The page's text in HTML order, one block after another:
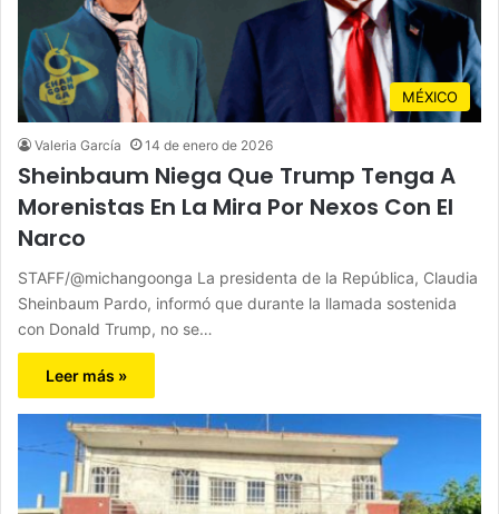
MÉXICO
Valeria García 14 de enero de 2026
Sheinbaum Niega Que Trump Tenga A
Morenistas En La Mira Por Nexos Con El
Narco
STAFF/@michangoonga La presidenta de la República, Claudia
Sheinbaum Pardo, informó que durante la llamada sostenida
con Donald Trump, no se…
Leer más »